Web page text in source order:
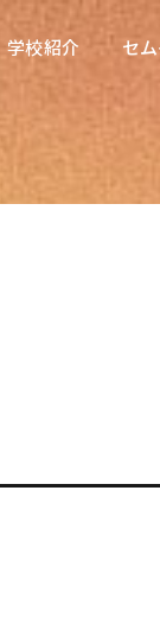
学校紹介 セ
学校紹介
医療科学専門学校
歯科医療専門学校
医療工学専門学校
セ